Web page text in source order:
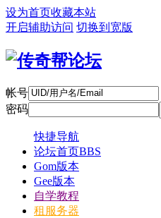
设为首页收藏本站
开启辅助访问 切换到宽版
帐号
密码
快捷导航
论坛首页BBS
Gom版本
Gee版本
自学教程
租服务器